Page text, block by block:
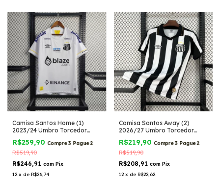
Camisa Santos Home (1)
2023/24 Umbro Torcedor
R$259,90 Compre 3 Pague 2
R$519,90
R$246,91 com Pix
12 x de R$26,74
Camisa Santos Away (2)
2026/27 Umbro Torcedor
R$219,90 Compre 3 Pague 2
R$519,90
R$208,91 com Pix
12 x de R$22,62